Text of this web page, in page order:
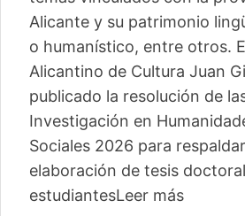
Alicante y su patrimonio
o humanístico, entre otros.
Alicantino de Cultura Juan
publicado la resolución de
Investigación en
Sociales 2026 para
elaboración de tesis
estudiantesLeer más